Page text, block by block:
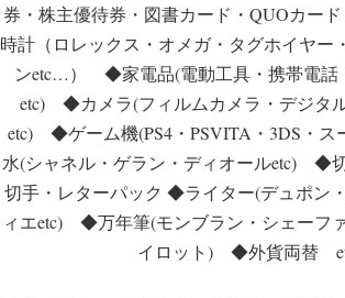
券・株主優待券・図書カード・QUOカー
時計（ロレックス・オメガ・タグホイヤー
ンetc…） ◆家電品(電動工具・携帯電話
etc) ◆カメラ(フィルムカメラ・デジタ
etc) ◆ゲーム機(PS4・PSVITA・3DS・
水(シャネル・ゲラン・ディオールetc) ◆
切手・レターパック ◆ライター(デュポン
ィエetc) ◆万年筆(モンブラン・シェーフ
イロット) ◆外貨両替